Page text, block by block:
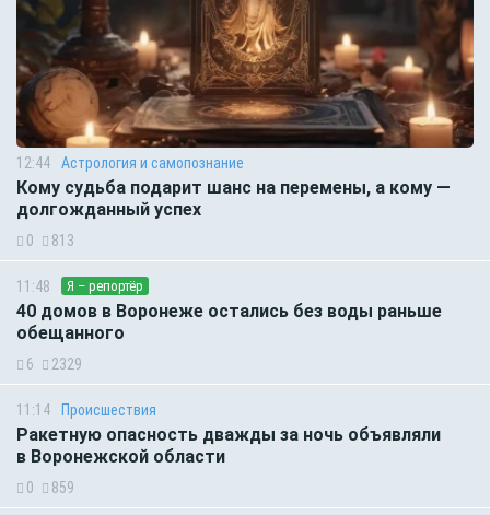
12:44 Астрология и самопознание
Кому судьба подарит шанс на перемены, а кому —
долгожданный успех
0 813
11:48 Я – репортёр
40 домов в Воронеже остались без воды раньше
обещанного
6 2329
11:14 Происшествия
Ракетную опасность дважды за ночь объявляли
в Воронежской области
0 859